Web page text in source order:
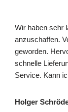
Wir haben sehr
anzuschaffen.
geworden.
schnelle
Service. Kann
Holger